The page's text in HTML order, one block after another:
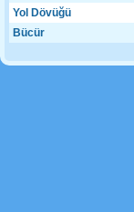
Yol Dövüğü
Bücür